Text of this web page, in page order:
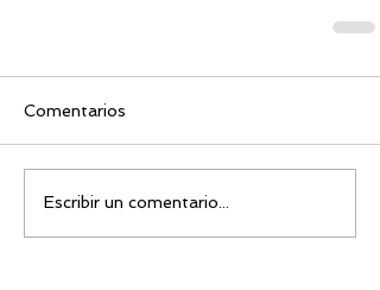
Comentarios
Escribir un comentario...